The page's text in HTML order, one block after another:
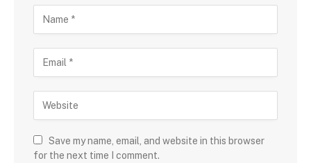
Save my name, email, and website in this browser
for the next time I comment.